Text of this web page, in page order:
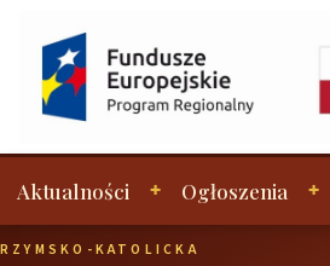
Aktualności Ogłoszenia
RZYMSKO-KATOLICKA